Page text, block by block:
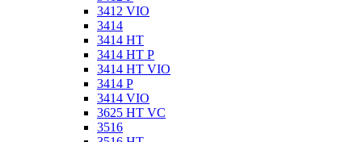
3412 VIO
3414
3414 HT
3414 HT P
3414 HT VIO
3414 P
3414 VIO
3625 HT VC
3516